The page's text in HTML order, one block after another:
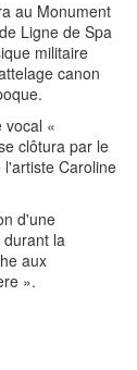
au Monument
Ligne de Spa
militaire
canon
vocal «
clôtura par le
Caroline
d'une
la
aux
».